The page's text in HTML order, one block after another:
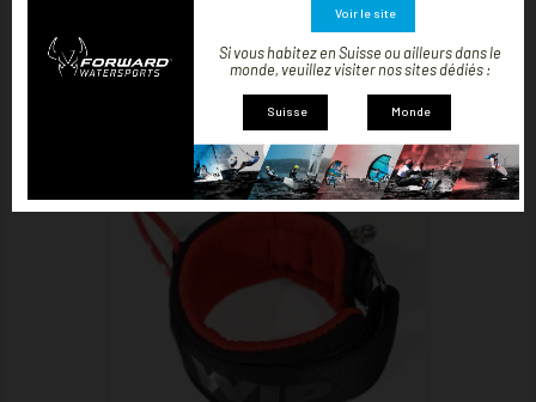
Prix
39,99 €
MONTRER
Si vous habitez en Suisse ou ailleurs dans le
monde, veuillez visiter nos sites dédiés :
Suisse Monde
Voir le site